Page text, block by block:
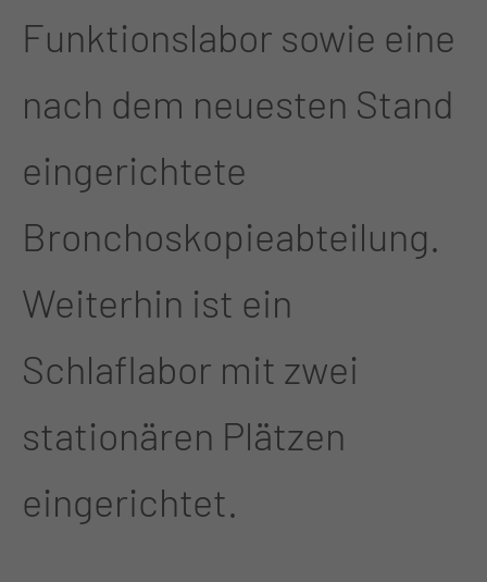
Funktionslabor sowie eine
nach dem neuesten Stand
eingerichtete
Bronchoskopieabteilung.
Weiterhin ist ein
Schlaflabor mit zwei
stationären Plätzen
eingerichtet.